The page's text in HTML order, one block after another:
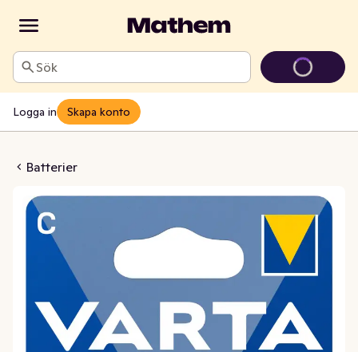
Sök
Logga in Skapa konto
Batterier
Power C